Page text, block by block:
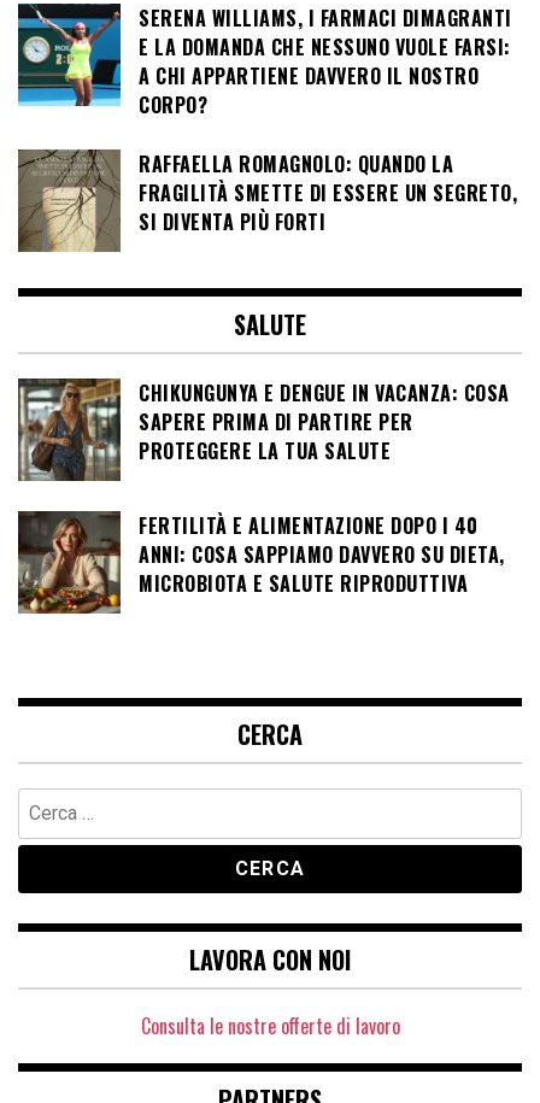
SERENA WILLIAMS, I FARMACI DIMAGRANTI
E LA DOMANDA CHE NESSUNO VUOLE FARSI:
A CHI APPARTIENE DAVVERO IL NOSTRO
CORPO?
RAFFAELLA ROMAGNOLO: QUANDO LA
FRAGILITÀ SMETTE DI ESSERE UN SEGRETO,
SI DIVENTA PIÙ FORTI
SALUTE
CHIKUNGUNYA E DENGUE IN VACANZA: COSA
SAPERE PRIMA DI PARTIRE PER
PROTEGGERE LA TUA SALUTE
FERTILITÀ E ALIMENTAZIONE DOPO I 40
ANNI: COSA SAPPIAMO DAVVERO SU DIETA,
MICROBIOTA E SALUTE RIPRODUTTIVA
CERCA
Ricerca
per:
LAVORA CON NOI
Consulta le nostre offerte di lavoro